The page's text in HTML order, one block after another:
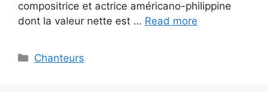
compositrice et actrice américano-philippine
dont la valeur nette est … Read more
Categories
Chanteurs